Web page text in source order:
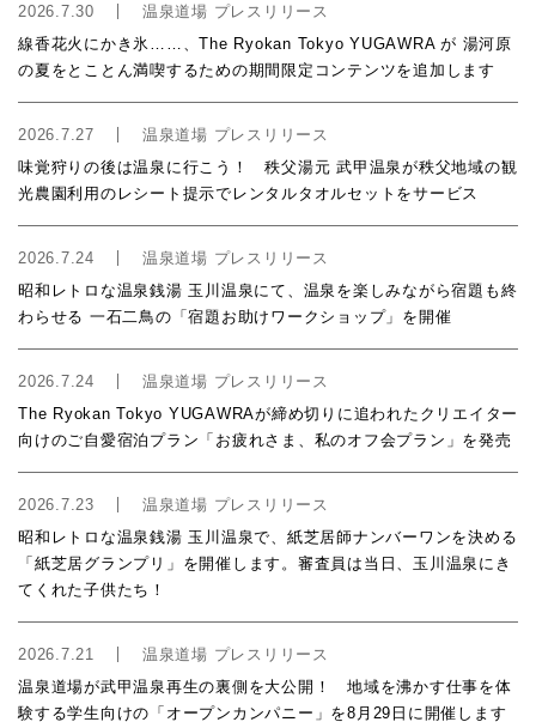
2026.7.30
温泉道場 プレスリリース
線香花火にかき氷……、The Ryokan Tokyo YUGAWRA が 湯河原
の夏をとことん満喫するための期間限定コンテンツを追加します
2026.7.27
温泉道場 プレスリリース
味覚狩りの後は温泉に行こう！ 秩父湯元 武甲温泉が秩父地域の観
光農園利用のレシート提示でレンタルタオルセットをサービス
2026.7.24
温泉道場 プレスリリース
昭和レトロな温泉銭湯 玉川温泉にて、温泉を楽しみながら宿題も終
わらせる 一石二鳥の「宿題お助けワークショップ」を開催
2026.7.24
温泉道場 プレスリリース
The Ryokan Tokyo YUGAWRAが締め切りに追われたクリエイター
向けのご自愛宿泊プラン「お疲れさま、私のオフ会プラン」を発売
2026.7.23
温泉道場 プレスリリース
昭和レトロな温泉銭湯 玉川温泉で、紙芝居師ナンバーワンを決める
「紙芝居グランプリ」を開催します。審査員は当日、玉川温泉にき
てくれた子供たち！
2026.7.21
温泉道場 プレスリリース
温泉道場が武甲温泉再生の裏側を大公開！ 地域を沸かす仕事を体
験する学生向けの「オープンカンパニー」を8月29日に開催します